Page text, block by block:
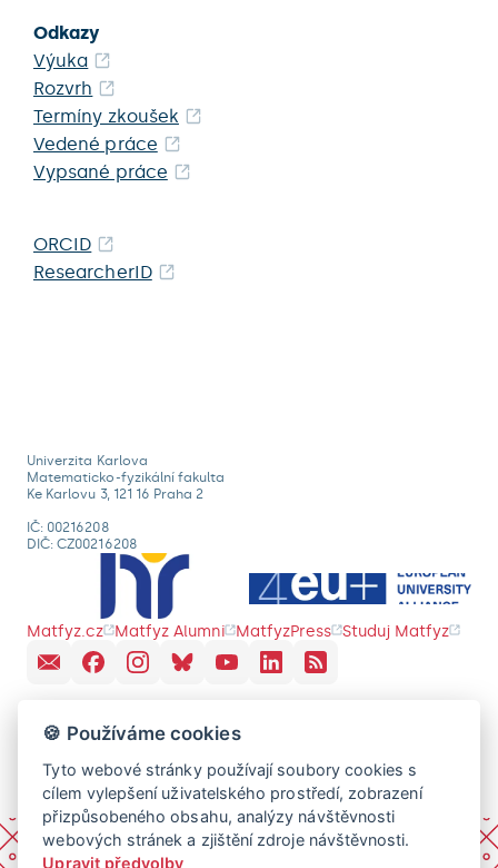
Odkazy
Výuka
Rozvrh
Termíny zkoušek
Vedené práce
Vypsané práce
ORCID
ResearcherID
Univerzita Karlova
Matematicko-fyzikální fakulta
Ke Karlovu 3, 121 16 Praha 2
IČ: 00216208
DIČ: CZ00216208
Matfyz.cz Matfyz Alumni MatfyzPress Studuj Matfyz
🍪 Používáme cookies
Tyto webové stránky používají soubory cookies s
cílem vylepšení uživatelského prostředí, zobrazení
přizpůsobeného obsahu, analýzy návštěvnosti
webových stránek a zjištění zdroje návštěvnosti.
Upravit předvolby